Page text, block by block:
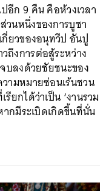
อีก 9 คืน คือห้วงเวลา
วนหนึ่งของการบูชา
กี่ยวของอนุทวีป อันปู
ถึงการต่อสู้ระหว่าง
บลงด้วยชัยชนะของ
ามหมายซ่อนเร้นชวน
ยกได้ว่าเป็น ‘งานรวม
ากมีระเบิดเกิดขึ้นที่นั่น